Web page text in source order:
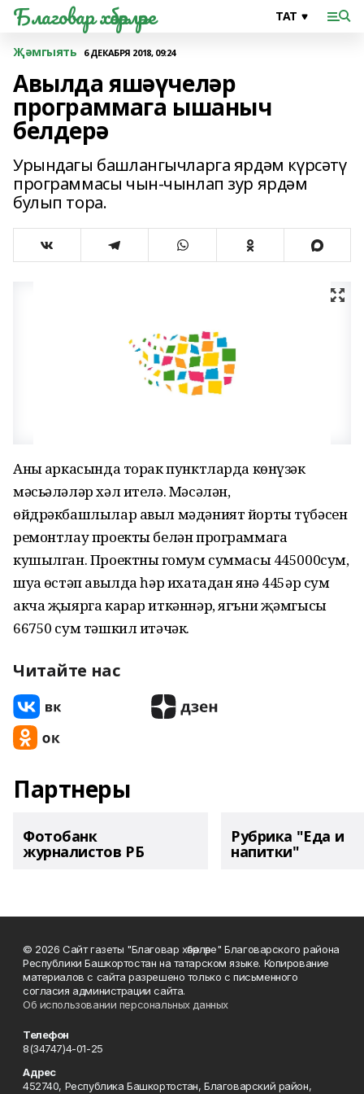
Благовар хәбәрләре
Җәмгыять 6 ДЕКАБРЯ 2018, 09:24
Авылда яшәүчеләр
программага ышаныч
белдерә
Урындагы башлангычларга ярдәм күрсәтү
программасы чын-чынлап зур ярдәм
булып тора.
Аның аркасында торак пунктларда көнүзәк
мәсьәләләр хәл ителә. Мәсәлән,
өйдрәкбашлылар авыл мәдәният йорты түбәсен
ремонтлау проекты белән программага
кушылган. Проектның гомум суммасы 445000сум,
шуңа өстәп авылда һәр ихатадан янә 445әр сум
акча җыярга карар иткәннәр, ягъни җәмгысы
66750 сум тәшкил итәчәк.
Читайте нас
Партнеры
Фотобанк
журналистов РБ
Рубрика "Еда и
напитки"
© 2026 Сайт газеты "Благовар хәбәрләре" Благоварского района
Республики Башкортостан на татарском языке. Копирование
материалов с сайта разрешено только с письменного
согласия администрации сайта.
Об использовании персональных данных
Телефон
8(34747)4-01-25
Адрес
452740, Республика Башкортостан, Благоварский район,